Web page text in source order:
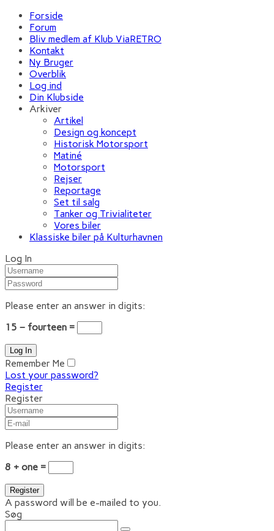
Forside
Forum
Bliv medlem af Klub ViaRETRO
Kontakt
Ny Bruger
Overblik
Log ind
Din Klubside
Arkiver
Artikel
Design og koncept
Historisk Motorsport
Matiné
Motorsport
Rejser
Reportage
Set til salg
Tanker og Trivialiteter
Vores biler
Klassiske biler på Kulturhavnen
Log In
Please enter an answer in digits:
15 − fourteen =
Remember Me
Lost your password?
Register
Register
Please enter an answer in digits:
8 + one =
A password will be e-mailed to you.
Søg